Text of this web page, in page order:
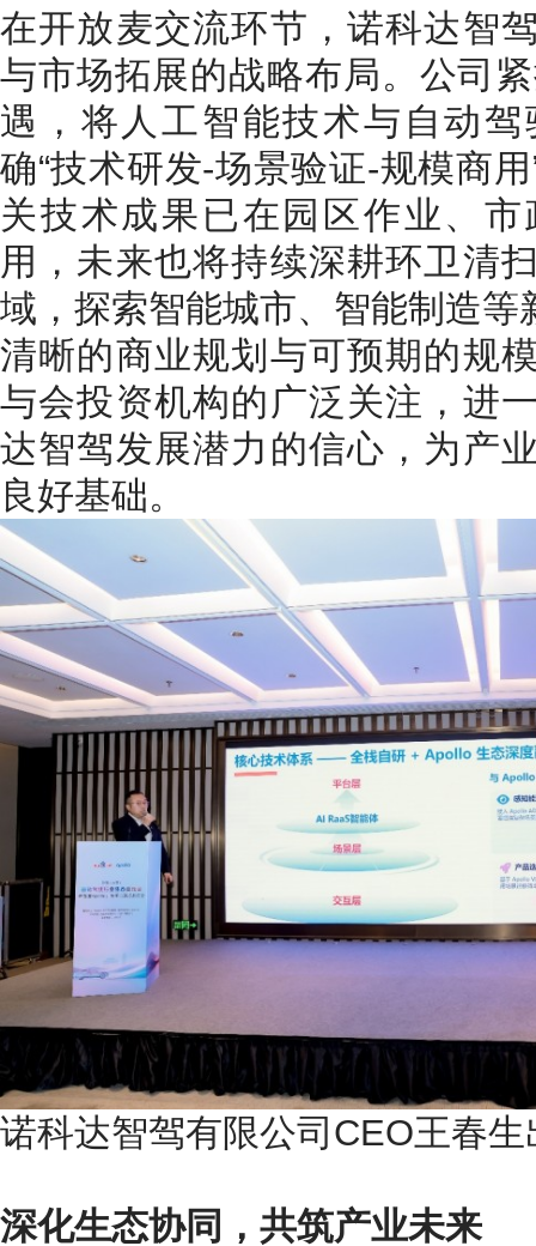
在开放麦交流环节，诺科达智
与市场拓展的战略布局。公司
遇，将人工智能技术与自动
确“技术研发-场景验证-规模商
关技术成果已在园区作业、
用，未来也将持续深耕环卫清
域，探索智能城市、智能制造等
清晰的商业规划与可预期的规
与会投资机构的广泛关注，进
达智驾发展潜力的信心，为产
良好基础。
诺科达智驾有限公司CEO王春
深化生态协同，共筑产业未来